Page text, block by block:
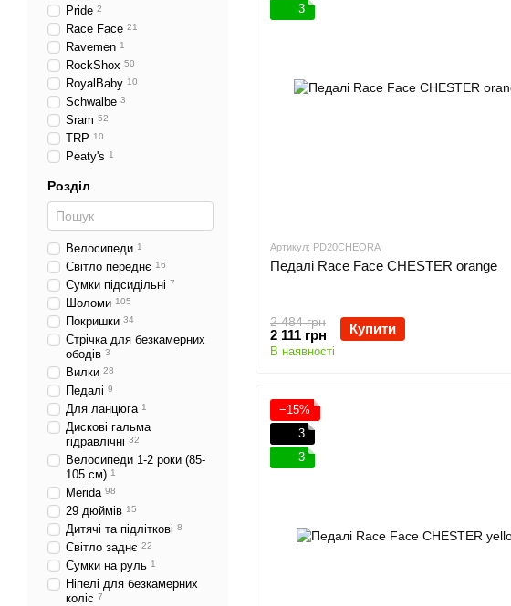
3
Артикул: PD20CHEORA
Педалі Race Face CHESTER orange
2 484 грн
2 111 грн Купити
В наявності
−15%
3
3
Pride 2
Race Face 21
Ravemen 1
RockShox 50
RoyalBaby 10
Schwalbe 3
Sram 52
TRP 10
Peaty's 1
Розділ
Велосипеди 1
Світло переднє 16
Сумки підсидільні 7
Шоломи 105
Покришки 34
Стрічка для безкамерних
ободів 3
Вилки 28
Педалі 9
Для ланцюга 1
Дискові гальма
гідравлічні 32
Велосипеди 1-2 роки (85-
105 см) 1
Merida 98
29 дюймів 15
Дитячі та підліткові 8
Світло заднє 22
Сумки на руль 1
Ніпелі для безкамерних
коліс 7